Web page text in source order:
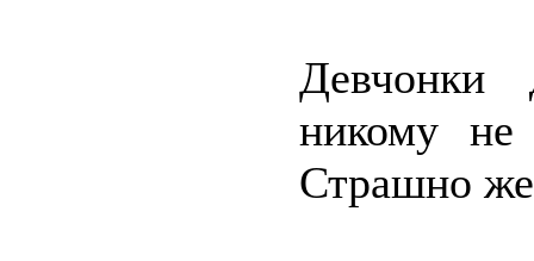
Девчонки
никому не
Страшно